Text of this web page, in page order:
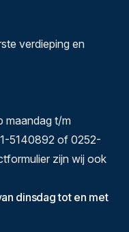
verdieping en
maandag t/m
5140892 of 0252-
zijn wij ook
dinsdag tot en met